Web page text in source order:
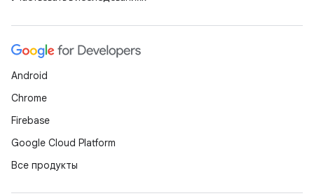
Android
Chrome
Firebase
Google Cloud Platform
Все продукты